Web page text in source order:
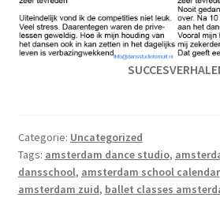
Categorie: Uncategorized
Tags: amsterdam dance studio,
dansschool, amsterdam school calendar
amsterdam zuid, ballet classes